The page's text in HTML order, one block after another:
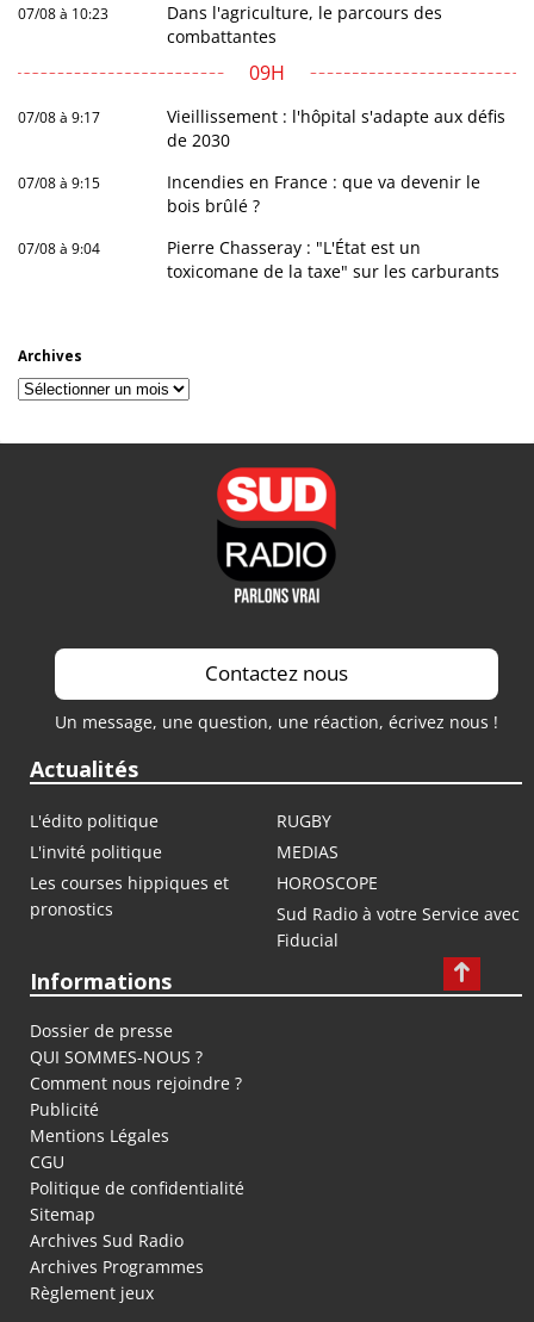
07/08 à 10:23
Dans l'agriculture, le parcours des
combattantes
09H
07/08 à 9:17
Vieillissement : l'hôpital s'adapte aux défis
de 2030
07/08 à 9:15
Incendies en France : que va devenir le
bois brûlé ?
07/08 à 9:04
Pierre Chasseray : "L'État est un
toxicomane de la taxe" sur les carburants
Archives
Archives
Contactez nous
Un message, une question, une réaction, écrivez nous !
Actualités
L'édito politique
RUGBY
L'invité politique
MEDIAS
Les courses hippiques et
pronostics
HOROSCOPE
Sud Radio à votre Service avec
Fiducial
Informations
Dossier de presse
QUI SOMMES-NOUS ?
Comment nous rejoindre ?
Publicité
Mentions Légales
CGU
Politique de confidentialité
Sitemap
Archives Sud Radio
Archives Programmes
Règlement jeux